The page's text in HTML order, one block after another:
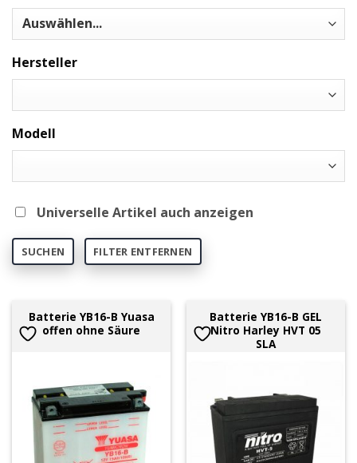
Hersteller
Modell
Universelle Artikel auch anzeigen
SUCHEN FILTER ENTFERNEN
Batterie YB16-B Yuasa
offen ohne Säure
Batterie YB16-B GEL
Nitro Harley HVT 05
SLA